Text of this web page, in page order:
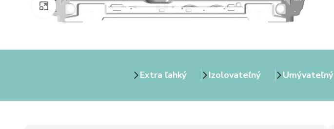
Zväčšiť obrázok
Extra ľahký Izolovateľný Umývateľný